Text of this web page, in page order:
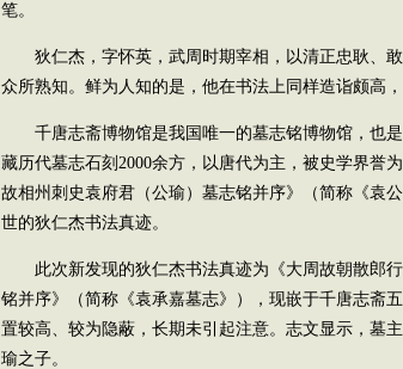
笔。
狄仁杰，字怀英，武周时期宰相，以清正忠耿、敢
众所熟知。鲜为人知的是，他在书法上同样造诣颇高
千唐志斋博物馆是我国唯一的墓志铭博物馆，也是
藏历代墓志石刻2000余方，以唐代为主，被史学界誉
故相州刺史袁府君（公瑜）墓志铭并序》（简称《袁
世的狄仁杰书法真迹。
此次新发现的狄仁杰书法真迹为《大周故朝散郎行
铭并序》（简称《袁承嘉墓志》），现嵌于千唐志斋
置较高、较为隐蔽，长期未引起注意。志文显示，墓
瑜之子。